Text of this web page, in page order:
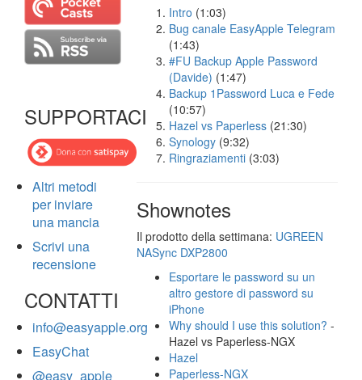
SUPPORTACI
Altri metodi
per inviare
una mancia
Scrivi una
recensione
CONTATTI
info@easyapple.org
EasyChat
@easy_apple
Intro (1:03)
Bug canale EasyApple Telegram
(1:43)
#FU Backup Apple Password
(Davide) (1:47)
Backup 1Password Luca e Fede
(10:57)
Hazel vs Paperless (21:30)
Synology (9:32)
Ringraziamenti (3:03)
Shownotes
Il prodotto della settimana: UGREEN
NASync DXP2800
Esportare le password su un
altro gestore di password su
iPhone
Why should I use this solution? -
Hazel vs Paperless-NGX
Hazel
Paperless-NGX